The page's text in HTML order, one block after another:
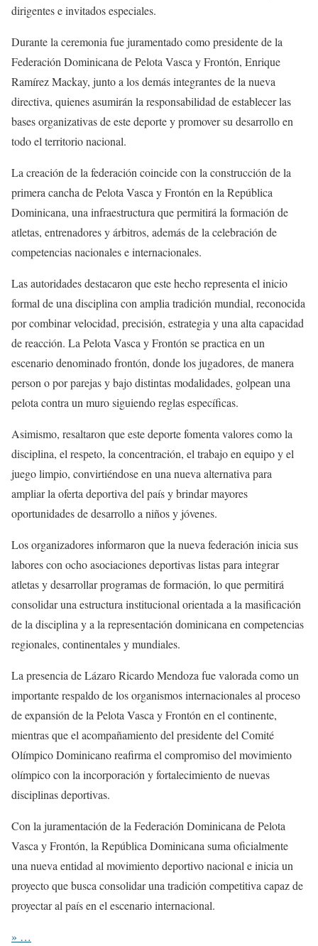
dirigentes e invitados especiales.
Durante la ceremonia fue juramentado como presidente de la
Federación Dominicana de Pelota Vasca y Frontón, Enrique
Ramírez Mackay, junto a los demás integrantes de la nueva
directiva, quienes asumirán la responsabilidad de establecer las
bases organizativas de este deporte y promover su desarrollo en
todo el territorio nacional.
La creación de la federación coincide con la construcción de la
primera cancha de Pelota Vasca y Frontón en la República
Dominicana, una infraestructura que permitirá la formación de
atletas, entrenadores y árbitros, además de la celebración de
competencias nacionales e internacionales.
Las autoridades destacaron que este hecho representa el inicio
formal de una disciplina con amplia tradición mundial, reconocida
por combinar velocidad, precisión, estrategia y una alta capacidad
de reacción. La Pelota Vasca y Frontón se practica en un
escenario denominado frontón, donde los jugadores, de manera
person o por parejas y bajo distintas modalidades, golpean una
pelota contra un muro siguiendo reglas específicas.
Asimismo, resaltaron que este deporte fomenta valores como la
disciplina, el respeto, la concentración, el trabajo en equipo y el
juego limpio, convirtiéndose en una nueva alternativa para
ampliar la oferta deportiva del país y brindar mayores
oportunidades de desarrollo a niños y jóvenes.
Los organizadores informaron que la nueva federación inicia sus
labores con ocho asociaciones deportivas listas para integrar
atletas y desarrollar programas de formación, lo que permitirá
consolidar una estructura institucional orientada a la masificación
de la disciplina y a la representación dominicana en competencias
regionales, continentales y mundiales.
La presencia de Lázaro Ricardo Mendoza fue valorada como un
importante respaldo de los organismos internacionales al proceso
de expansión de la Pelota Vasca y Frontón en el continente,
mientras que el acompañamiento del presidente del Comité
Olímpico Dominicano reafirma el compromiso del movimiento
olímpico con la incorporación y fortalecimiento de nuevas
disciplinas deportivas.
Con la juramentación de la Federación Dominicana de Pelota
Vasca y Frontón, la República Dominicana suma oficialmente
una nueva entidad al movimiento deportivo nacional e inicia un
proyecto que busca consolidar una tradición competitiva capaz de
proyectar al país en el escenario internacional.
» …